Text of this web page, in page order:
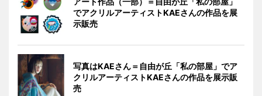
でアクリルアーティストKAEさんの作品を展
示販売
写真はKAEさん＝自由が丘「私の部屋」でア
クリルアーティストKAEさんの作品を展示販
売